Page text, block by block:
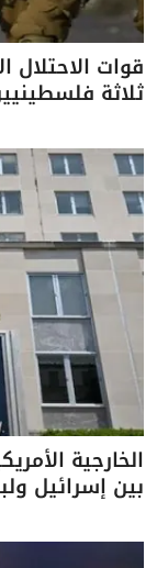
قوات الاحتلال
ثلاثة
الخارجية
بين إسرائيل